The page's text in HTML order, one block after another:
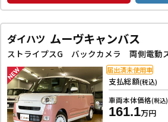
ダイハツ ムーヴキャンバス
支払総額(税込)
車両本体価格(税込)
161.1万円
届出済未使用車